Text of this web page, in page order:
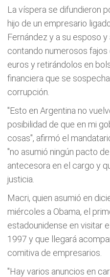
La víspera se difundieron
hijo de un empresario
Fernández y a su esposo
contando numerosos
euros y retirándolos en
financiera que se
corrupción.
"Esto en Argentina no
posibilidad de que en mi
cosas", afirmó el
"no asumió ningún pacto
antecesora en el cargo y
justicia.
Macri, quien asumió en
miércoles a Obama, el
estadounidense en visitar
1997 y que llegará
comitiva de empresarios.
"Hay varios anuncios en